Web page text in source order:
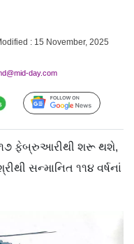
: 15 November, 2025
day.com
Follow Us
૧૭ ફેબ્રુઆરીથી શરૂ થશે,
સન્માનિત ૧૧૪ વર્ષનાં